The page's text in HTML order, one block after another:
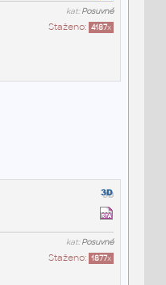
kat:Posuvné
Staženo: 4187x
kat:Posuvné
Staženo: 1877x